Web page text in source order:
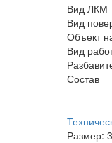
Вид ЛКМ
Вид
Объект
Вид
Состав
Размер: